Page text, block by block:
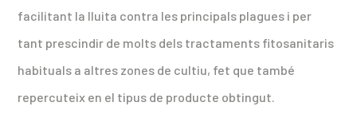
facilitant la lluita contra les principals plagues i per
tant prescindir de molts dels tractaments fitosanitaris
habituals a altres zones de cultiu, fet que també
repercuteix en el tipus de producte obtingut.